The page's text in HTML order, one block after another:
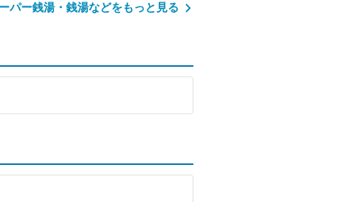
パー銭湯・銭湯などをもっと見る